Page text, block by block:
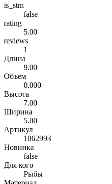
is_stm
false
rating
5.00
reviews
1
Длина
9.00
Объем
0.000
Высота
7.00
Ширина
5.00
Артикул
1062993
Новинка
false
Для кого
Рыбы